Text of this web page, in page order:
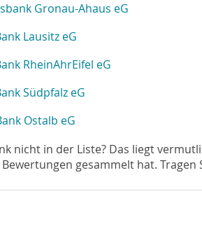
Gronau-Ahaus eG
Lausitz eG
RheinAhrEifel eG
Südpfalz eG
Ostalb eG
nicht in der Liste? Das liegt
gesammelt hat. Tragen